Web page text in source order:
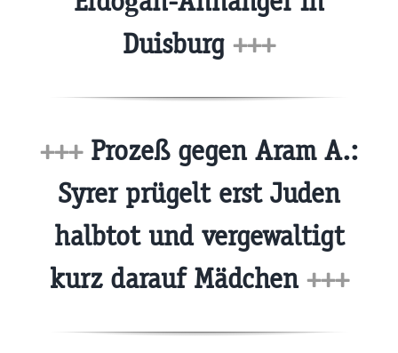
Duisburg +++
+++Prozeß gegen Aram A.:
Syrer prügelt erst Juden
halbtot und vergewaltigt
kurz darauf Mädchen +++